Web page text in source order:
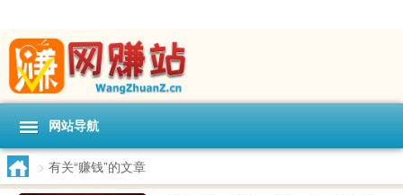
网站导航
> 有关“赚钱”的文章